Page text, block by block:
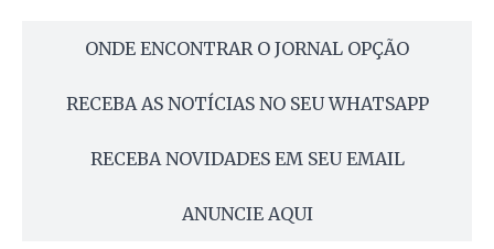
ONDE ENCONTRAR O JORNAL OPÇÃO
RECEBA AS NOTÍCIAS NO SEU WHATSAPP
RECEBA NOVIDADES EM SEU EMAIL
ANUNCIE AQUI